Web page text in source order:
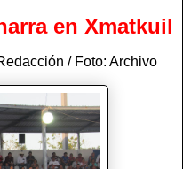
en Xmatkuil
/ Foto: Archivo